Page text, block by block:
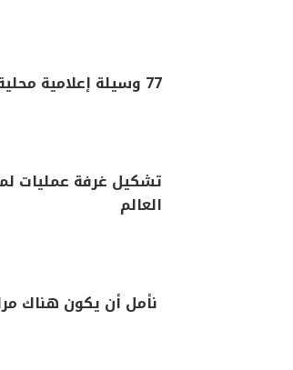
77 وسيلة إعلامية محلية و109 أجنبية لتغطية الاستحقاق الانتخابي المهم
تشكيل غرفة عمليات
العالم
نأمل أن يكون هناك